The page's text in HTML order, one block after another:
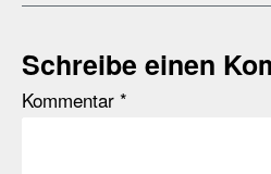
Schreibe einen
Kommentar *